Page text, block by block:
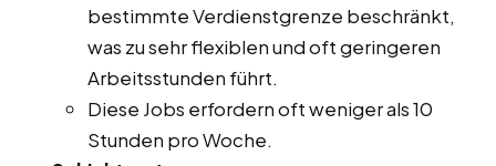
bestimmte Verdienstgrenze beschränkt,
was zu sehr flexiblen und oft geringeren
Arbeitsstunden führt.
Diese Jobs erfordern oft weniger als 10
Stunden pro Woche.